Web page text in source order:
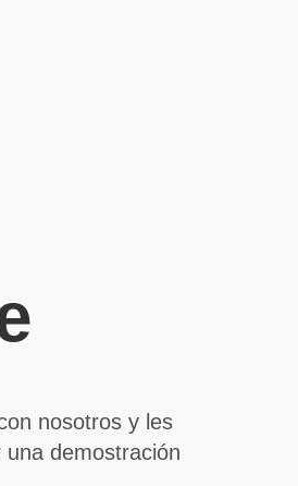
nosotros y les
demostración